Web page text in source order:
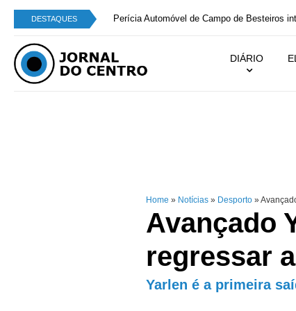
DESTAQUES Perícia Automóvel de Campo de Besteiros
DIÁRIO
Home » Notícias » Desporto »
Avançado
regressar
Yarlen é a primeira